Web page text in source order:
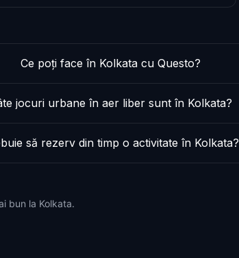
Ce poți face în Kolkata cu Questo?
jocuri urbane în aer liber sunt în Kolkata?
să rezerv din timp o activitate în Kolkata?
bun la Kolkata.